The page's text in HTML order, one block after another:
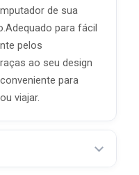
de sua
para fácil
pelos
ao seu design
para
viajar.